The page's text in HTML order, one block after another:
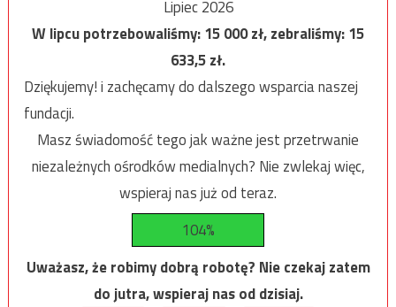
Lipiec 2026
W lipcu potrzebowaliśmy:15 000zł, zebraliśmy:15
633,5zł.
Dziękujemy! i zachęcamy do dalszego wsparcia naszej
fundacji.
Masz świadomość tego jak ważne jest przetrwanie
niezależnych ośrodków medialnych? Nie zwlekaj więc,
wspieraj nas już od teraz.
104%
Uważasz, że robimy dobrą robotę? Nie czekaj zatem
do jutra, wspieraj nas od dzisiaj.